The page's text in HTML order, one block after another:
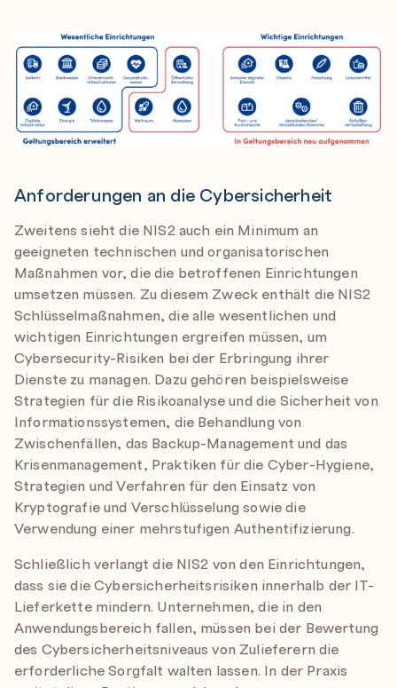
Anforderungen an die Cybersicherheit
Zweitens sieht die NIS2 auch ein Minimum an
geeigneten technischen und organisatorischen
Maßnahmen vor, die die betroffenen Einrichtungen
umsetzen müssen. Zu diesem Zweck enthält die NIS2
Schlüsselmaßnahmen, die alle wesentlichen und
wichtigen Einrichtungen ergreifen müssen, um
Cybersecurity-Risiken bei der Erbringung ihrer
Dienste zu managen. Dazu gehören beispielsweise
Strategien für die Risikoanalyse und die Sicherheit von
Informationssystemen, die Behandlung von
Zwischenfällen, das Backup-Management und das
Krisenmanagement, Praktiken für die Cyber-Hygiene,
Strategien und Verfahren für den Einsatz von
Kryptografie und Verschlüsselung sowie die
Verwendung einer mehrstufigen Authentifizierung.
Schließlich verlangt die NIS2 von den Einrichtungen,
dass sie die Cybersicherheitsrisiken innerhalb der IT-
Lieferkette mindern. Unternehmen, die in den
Anwendungsbereich fallen, müssen bei der Bewertung
des Cybersicherheitsniveaus von Zulieferern die
erforderliche Sorgfalt walten lassen. In der Praxis